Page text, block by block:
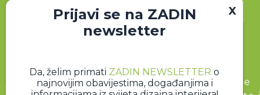
Zajednica dizajnera interijera (ZADIN)
jedinstveno je profesionalno udruženje koje
Prijavi se na ZADIN
newsletter
Da, želim primati ZADIN NEWSLETTER o
najnovijim obavijestima, događanjima i